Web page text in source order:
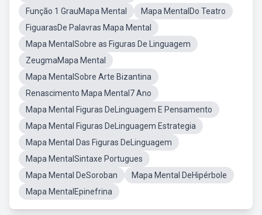
Função 1 GrauMapa Mental
Mapa MentalDo Teatro
FiguarasDe Palavras Mapa Mental
Mapa MentalSobre as Figuras De Linguagem
ZeugmaMapa Mental
Mapa MentalSobre Arte Bizantina
Renascimento Mapa Mental7 Ano
Mapa Mental Figuras DeLinguagem E Pensamento
Mapa Mental Figuras DeLinguagem Estrategia
Mapa Mental Das Figuras DeLinguagem
Mapa MentalSintaxe Portugues
Mapa Mental DeSoroban
Mapa Mental DeHipérbole
Mapa MentalEpinefrina